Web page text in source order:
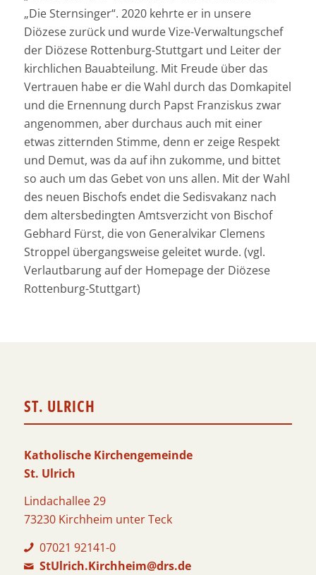
„Die Sternsinger“. 2020 kehrte er in unsere
Diözese zurück und wurde Vize-Verwaltungschef
der Diözese Rottenburg-Stuttgart und Leiter der
kirchlichen Bauabteilung. Mit Freude über das
Vertrauen habe er die Wahl durch das Domkapitel
und die Ernennung durch Papst Franziskus zwar
angenommen, aber durchaus auch mit einer
etwas zitternden Stimme, denn er zeige Respekt
und Demut, was da auf ihn zukomme, und bittet
so auch um das Gebet von uns allen. Mit der Wahl
des neuen Bischofs endet die Sedisvakanz nach
dem altersbedingten Amtsverzicht von Bischof
Gebhard Fürst, die von Generalvikar Clemens
Stroppel übergangsweise geleitet wurde. (vgl.
Verlautbarung auf der Homepage der Diözese
Rottenburg-Stuttgart)
ST. ULRICH
Katholische Kirchengemeinde
St. Ulrich
Lindachallee 29
73230 Kirchheim unter Teck
07021 92141-0
StUlrich.Kirchheim@drs.de